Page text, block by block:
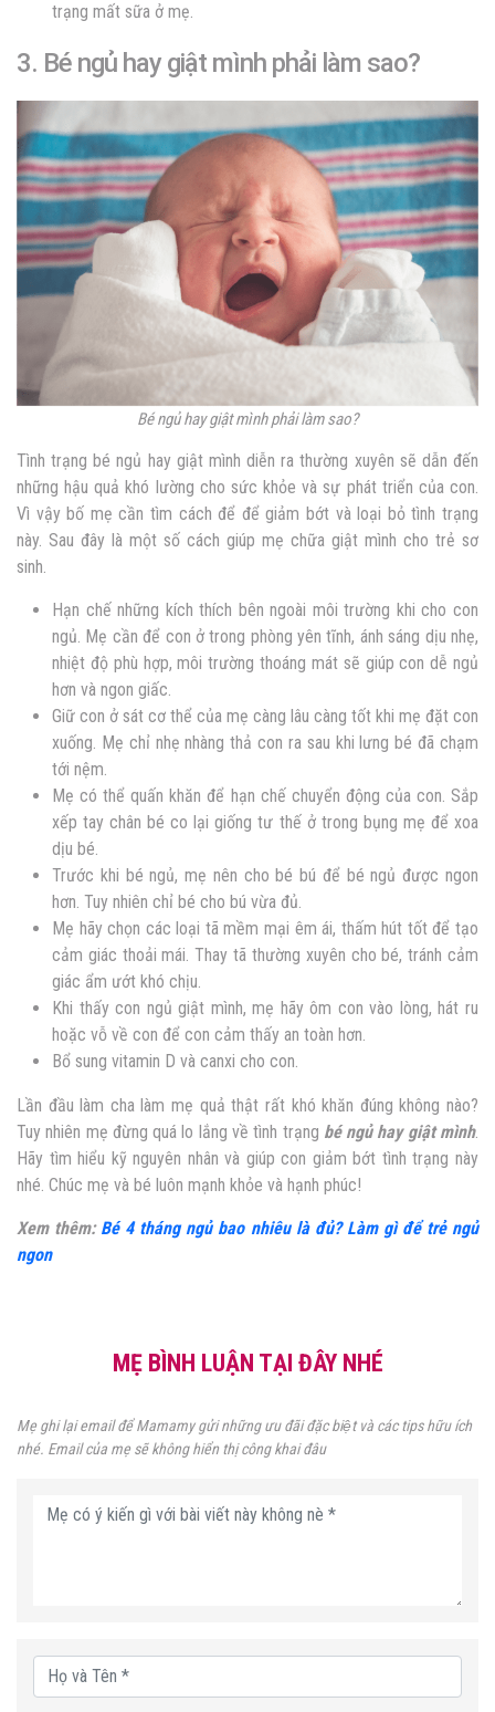
trạng mất sữa ở mẹ.
3. Bé ngủ hay giật mình phải làm sao?
Bé ngủ hay giật mình phải làm sao?
Tình trạng bé ngủ hay giật mình diễn ra thường xuyên sẽ dẫn đến
những hậu quả khó lường cho sức khỏe và sự phát triển của con.
Vì vậy bố mẹ cần tìm cách để để giảm bớt và loại bỏ tình trạng
này. Sau đây là một số cách giúp mẹ chữa giật mình cho trẻ sơ
sinh.
Hạn chế những kích thích bên ngoài môi trường khi cho con
ngủ. Mẹ cần để con ở trong phòng yên tĩnh, ánh sáng dịu nhẹ,
nhiệt độ phù hợp, môi trường thoáng mát sẽ giúp con dễ ngủ
hơn và ngon giấc.
Giữ con ở sát cơ thể của mẹ càng lâu càng tốt khi mẹ đặt con
xuống. Mẹ chỉ nhẹ nhàng thả con ra sau khi lưng bé đã chạm
tới nệm.
Mẹ có thể quấn khăn để hạn chế chuyển động của con. Sắp
xếp tay chân bé co lại giống tư thế ở trong bụng mẹ để xoa
dịu bé.
Trước khi bé ngủ, mẹ nên cho bé bú để bé ngủ được ngon
hơn. Tuy nhiên chỉ bé cho bú vừa đủ.
Mẹ hãy chọn các loại tã mềm mại êm ái, thấm hút tốt để tạo
cảm giác thoải mái. Thay tã thường xuyên cho bé, tránh cảm
giác ẩm ướt khó chịu.
Khi thấy con ngủ giật mình, mẹ hãy ôm con vào lòng, hát ru
hoặc vỗ về con để con cảm thấy an toàn hơn.
Bổ sung vitamin D và canxi cho con.
Lần đầu làm cha làm mẹ quả thật rất khó khăn đúng không nào?
Tuy nhiên mẹ đừng quá lo lắng về tình trạng bé ngủ hay giật mình.
Hãy tìm hiểu kỹ nguyên nhân và giúp con giảm bớt tình trạng này
nhé. Chúc mẹ và bé luôn mạnh khỏe và hạnh phúc!
Xem thêm: Bé 4 tháng ngủ bao nhiêu là đủ? Làm gì để trẻ ngủ
ngon
MẸ BÌNH LUẬN TẠI ĐÂY NHÉ
Mẹ ghi lại email để Mamamy gửi những ưu đãi đặc biệt và các tips hữu ích
nhé. Email của mẹ sẽ không hiển thị công khai đâu